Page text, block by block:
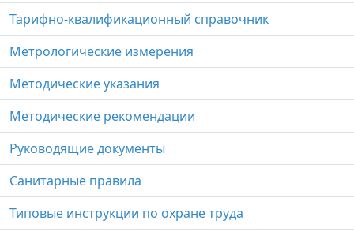
Тарифно-квалификационный справочник
Метрологические измерения
Методические указания
Методические рекомендации
Руководящие документы
Санитарные правила
Типовые инструкции по охране труда